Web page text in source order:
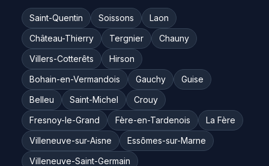
Saint-Quentin Soissons
Laon
Château-Thierry
Tergnier
Chauny
Villers-Cotterêts
Hirson
Bohain-en-Vermandois
Gauchy
Guise
Belleu
Saint-Michel
Crouy
Fresnoy-le-Grand
Fère-en-Tardenois
La Fère
Villeneuve-sur-Aisne
Essômes-sur-Marne
Villeneuve-Saint-Germain